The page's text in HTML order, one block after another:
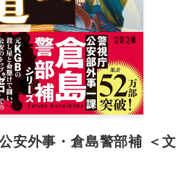
安外事・倉島警部補 ＜文